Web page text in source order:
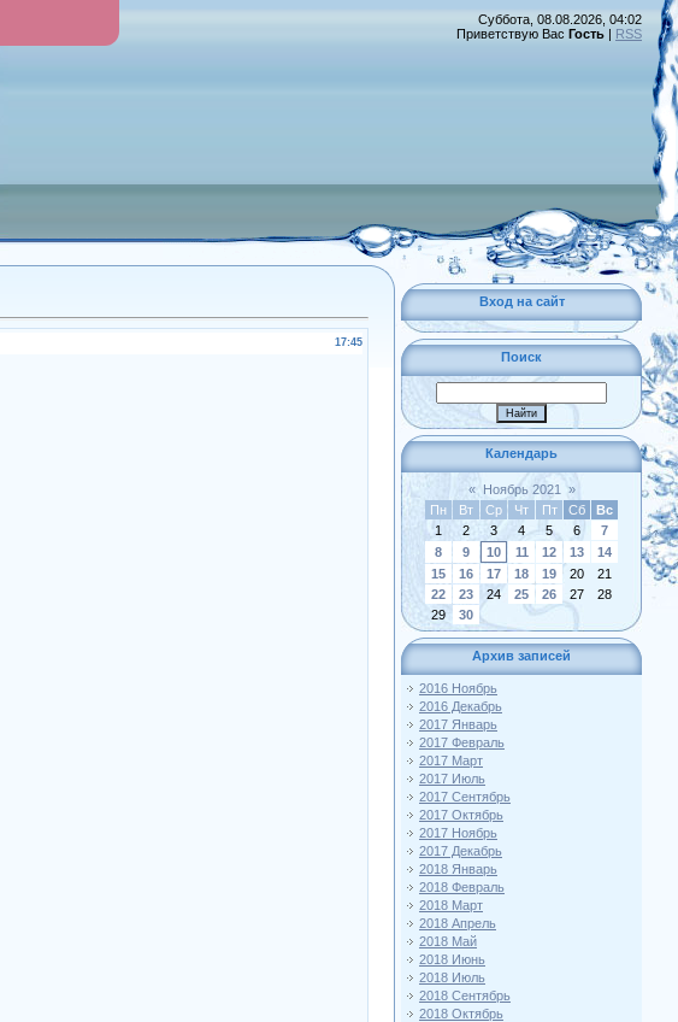
Суббота, 08.08.2026, 04:02
Приветствую Вас Гость | RSS
17:45
Вход на сайт
Поиск
Календарь
« Ноябрь 2021
»
Пн
Вт Ср Чт Пт Сб
Вс
1
2 3 4 5 6
7
8
9 10 11 12 13
14
15
16 17 18 19 20
21
22
23 24 25 26 27
28
29
30
Архив записей
2016 Ноябрь
2016 Декабрь
2017 Январь
2017 Февраль
2017 Март
2017 Июль
2017 Сентябрь
2017 Октябрь
2017 Ноябрь
2017 Декабрь
2018 Январь
2018 Февраль
2018 Март
2018 Апрель
2018 Май
2018 Июнь
2018 Июль
2018 Сентябрь
2018 Октябрь